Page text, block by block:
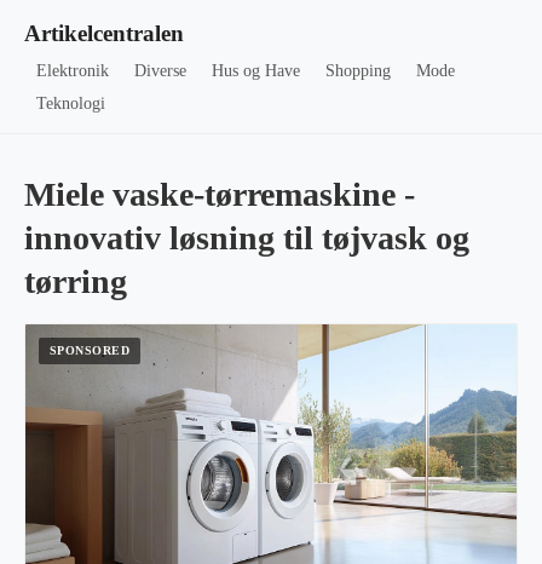
Artikelcentralen
Elektronik Diverse Hus og Have Shopping
Mode
Teknologi
Miele vaske-tørremaskine -
innovativ løsning til tøjvask og
tørring